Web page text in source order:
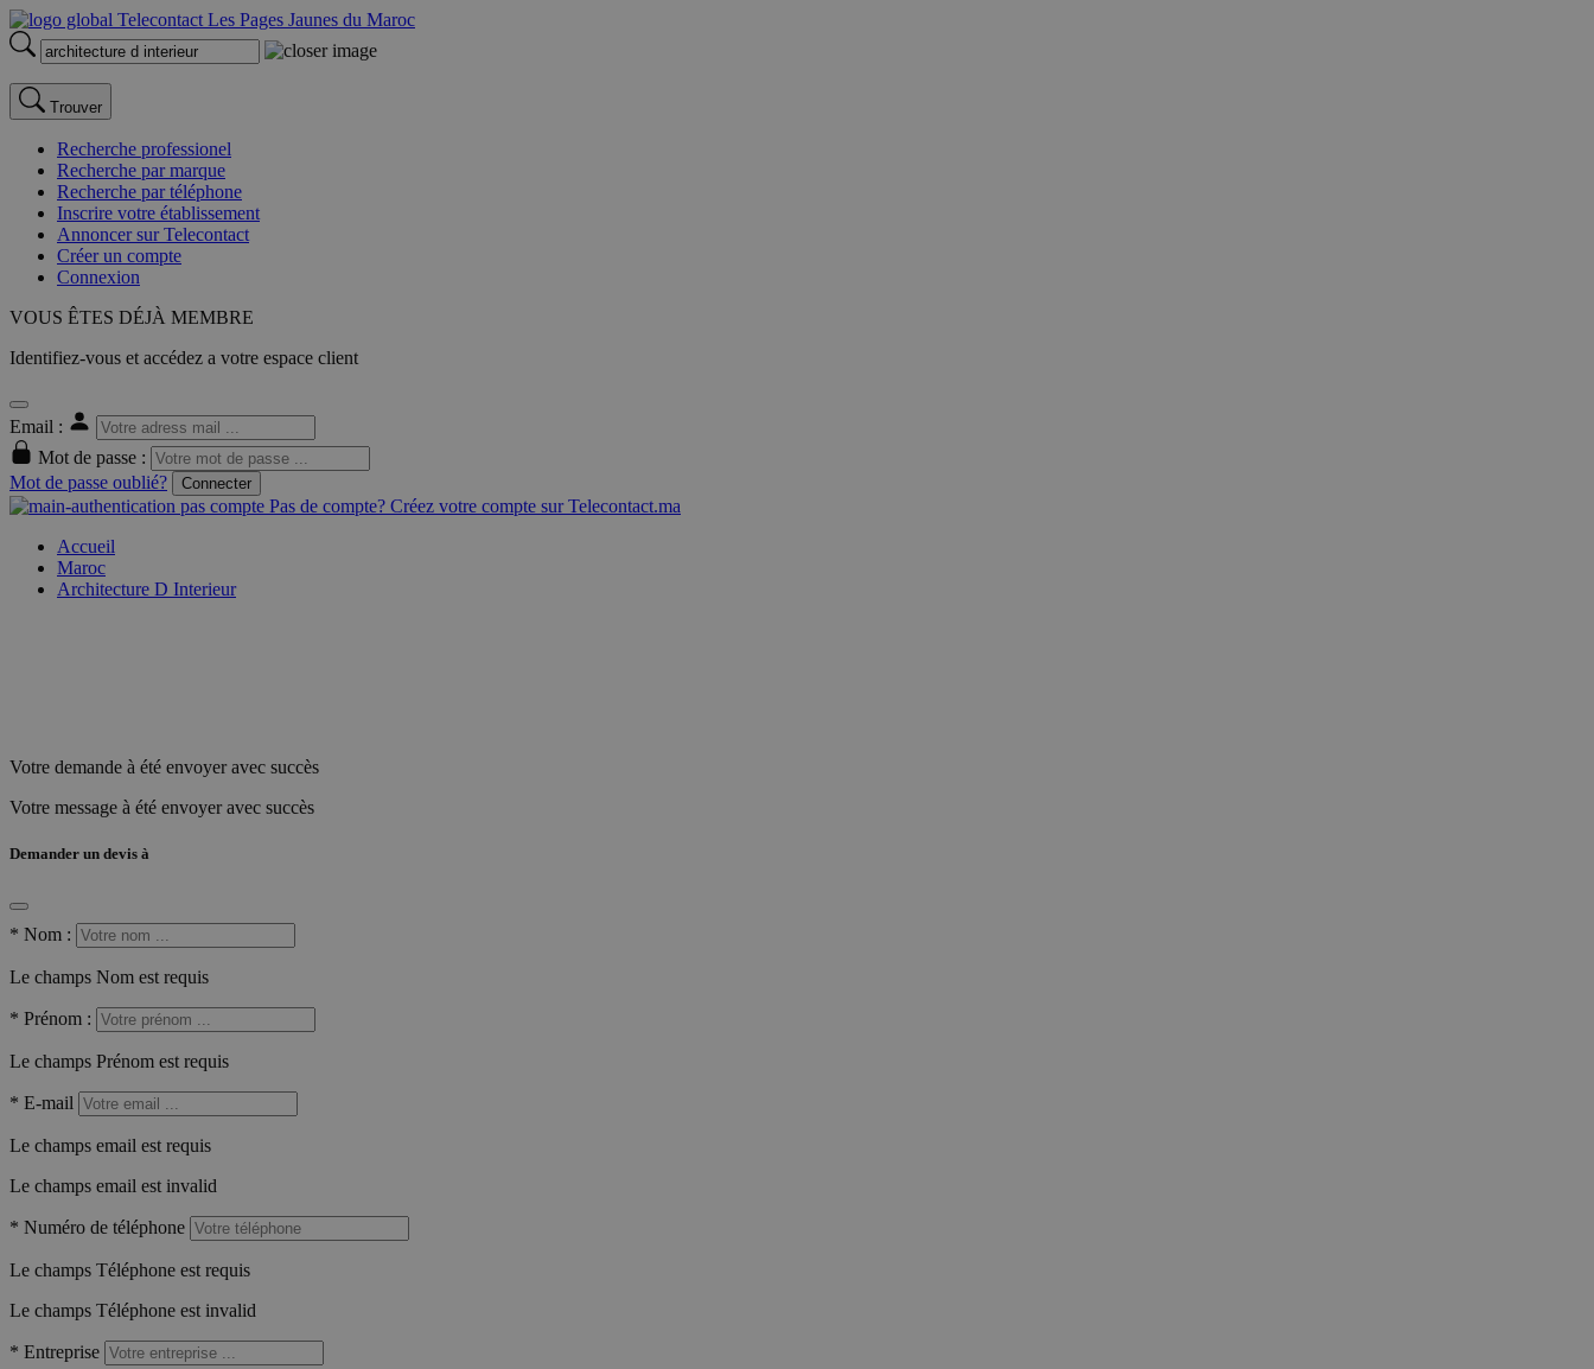
Trouver
Recherche professionel
Recherche par marque
Recherche par téléphone
Inscrire votre établissement
Annoncer sur Telecontact
Créer un compte
Connexion
VOUS ÊTES DÉJÀ MEMBRE
Identifiez-vous et accédez a votre espace client
Email :
Mot de passe :
Mot de passe oublié?
Connecter
Pas de compte? Créez votre compte sur Telecontact.ma
Accueil
Maroc
Architecture D Interieur
Votre demande à été envoyer avec succès
Votre message à été envoyer avec succès
Demander un devis à
* Nom :
Le champs Nom est requis
* Prénom :
Le champs Prénom est requis
* E-mail
Le champs email est requis
Le champs email est invalid
* Numéro de téléphone
Le champs Téléphone est requis
Le champs Téléphone est invalid
* Entreprise